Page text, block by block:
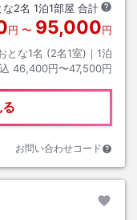
な2名 1泊1部屋 合計
円 〜 95,000円
とな1名 (2名1室)｜ 1泊
46,400円〜47,500円
お問い合わせコード